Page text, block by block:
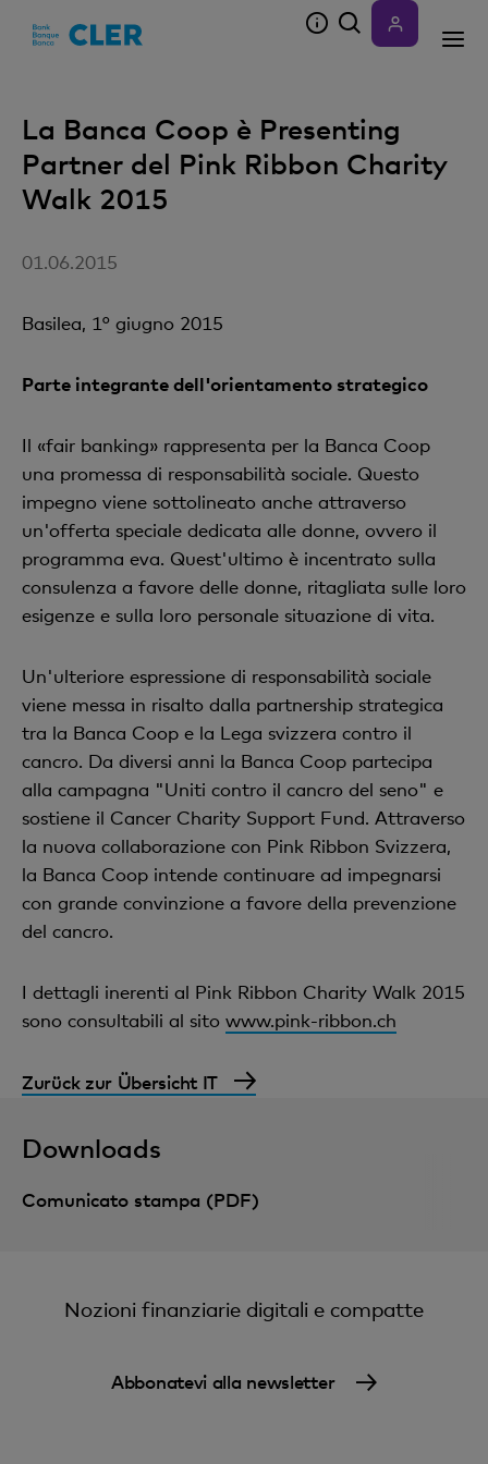
La Banca Coop è Presenting
Partner del Pink Ribbon Charity
Walk 2015
01.06.2015
Basilea, 1° giugno 2015
Parte integrante dell'orientamento strategico
Il «fair banking» rappresenta per la Banca Coop
una promessa di responsabilità sociale. Questo
impegno viene sottolineato anche attraverso
un'offerta speciale dedicata alle donne, ovvero il
programma eva. Quest'ultimo è incentrato sulla
consulenza a favore delle donne, ritagliata sulle loro
esigenze e sulla loro personale situazione di vita.
Un'ulteriore espressione di responsabilità sociale
viene messa in risalto dalla partnership strategica
tra la Banca Coop e la Lega svizzera contro il
cancro. Da diversi anni la Banca Coop partecipa
alla campagna "Uniti contro il cancro del seno" e
sostiene il Cancer Charity Support Fund. Attraverso
la nuova collaborazione con Pink Ribbon Svizzera,
la Banca Coop intende continuare ad impegnarsi
con grande convinzione a favore della prevenzione
del cancro.
I dettagli inerenti al Pink Ribbon Charity Walk 2015
sono consultabili al sito www.pink-ribbon.ch
Zurück zur Übersicht IT
Downloads
Comunicato stampa (PDF)
Nozioni finanziarie digitali e compatte
Abbonatevi alla newsletter